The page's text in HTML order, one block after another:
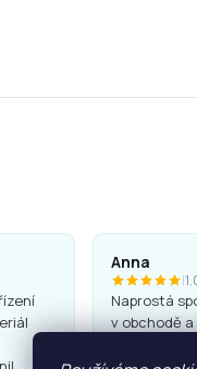
Anna
|
Naprostá
v obchodě